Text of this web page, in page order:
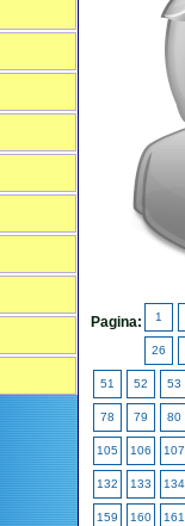
Pagina: 1
26
51 52 53
78 79 80
105 106 107
132 133 134
159 160 161